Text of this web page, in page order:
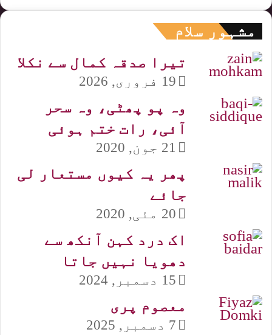
مشہور سلام
تیرا صدقہ کمال سے نکلا
19 فروری, 2026
وہ پو پھٹی، وہ سحر
آئی، رات ختم ہوئی
21 جون, 2020
پھر یہ کیوں مستعار لی
جائے
20 مئی, 2020
اک درد کہن آنکھ سے
دھویا نہیں جاتا
15 دسمبر, 2024
معصوم پری
7 دسمبر, 2025